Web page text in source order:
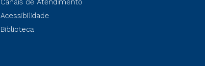
Canais de Atendimento
Acessibilidade
Biblioteca